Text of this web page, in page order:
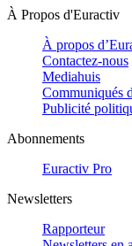
À Propos d'Euractiv
À propos
Contactez-nous
Mediahuis
Communiqués
Publicité
Abonnements
Euractiv Pro
Newsletters
Rapporteur